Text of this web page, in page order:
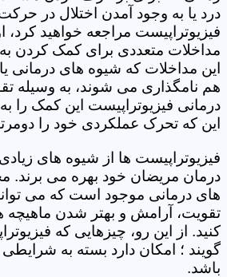
درد یا به وجود آمدن اختلال در
فیزیوتراپیست مراجعه خواهید کرد،
مداخلات متعددی برای کمک کردن به
این مداخلات که شیوه های درمانی
هم نامگذاری می شوند، به وسیله
درمانی فیزیوتراپیست این کمک را
این که تحرک عملکردی خود را
فیزیوتراپیست ها از شیوه های
درمان مریضان خود بهره می برند.
های درمانی موجود است که می
تقویت، آرامش و بهتر شدن ماهیچه
کنید. از این رو، چیزهایی که
گویند ؛ امکان دارد بسته به
باشد.